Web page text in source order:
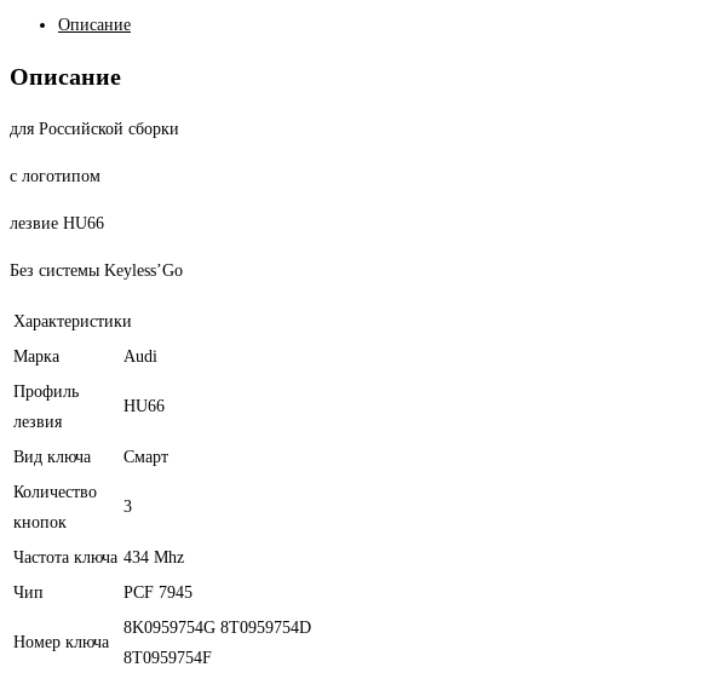
A8,
434
Описание
Описание
для Российской сборки
с логотипом
лезвие HU66
Без системы Keyless’Go
Характеристики
Марка
Audi
Профиль
лезвия
HU66
Вид ключа
Смарт
Количество
кнопок
3
Частота ключа 434 Mhz
Чип
PCF 7945
Номер ключа
8K0959754G 8T0959754D
8T0959754F